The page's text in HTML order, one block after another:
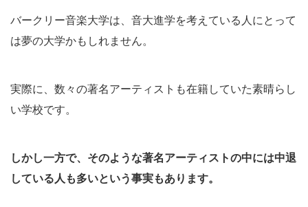
バークリー音楽大学は、音大進学を考えている人にとって
は夢の大学かもしれません。
実際に、数々の著名アーティストも在籍していた素晴らし
い学校です。
しかし一方で、そのような著名アーティストの中には中退
している人も多いという事実もあります。